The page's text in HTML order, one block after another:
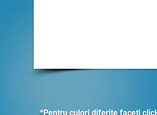
*Pentru culori diferite faceti